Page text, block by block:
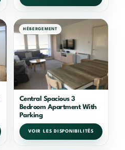
HÉBERGEMENT
Central Spacious 3
Bedroom Apartment With
Parking
VOIR LES DISPONIBILITÉS